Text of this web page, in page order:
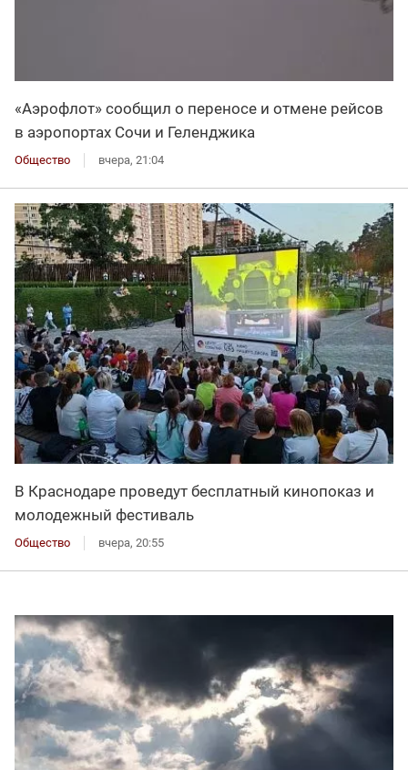
«Аэрофлот» сообщил о переносе и отмене рейсов
в аэропортах Сочи и Геленджика
Общество вчера, 21:04
В Краснодаре проведут бесплатный кинопоказ и
молодежный фестиваль
Общество вчера, 20:55